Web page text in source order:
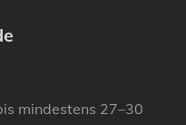
mindestens 27–30